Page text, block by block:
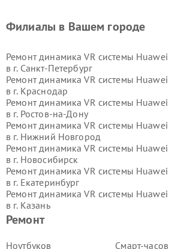
Ремонт
Ноутбуков Смарт-часов
Филиалы в Вашем городе
Ремонт динамика VR системы Huawei
в г. Санкт-Петербург
Ремонт динамика VR системы Huawei
в г. Краснодар
Ремонт динамика VR системы Huawei
в г. Ростов-на-Дону
Ремонт динамика VR системы Huawei
в г. Нижний Новгород
Ремонт динамика VR системы Huawei
в г. Новосибирск
Ремонт динамика VR системы Huawei
в г. Екатеринбург
Ремонт динамика VR системы Huawei
в г. Казань
Ремонт динамика VR системы Huawei
в г.Воронеж
Ремонт динамика VR системы Huawei